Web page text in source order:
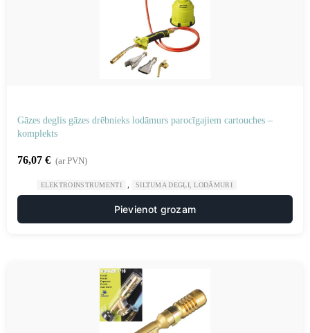
Gāzes deglis gāzes drēbnieks lodāmurs parocīgajiem cartouches –
komplekts
76,07 € (ar PVN)
ELEKTROINSTRUMENTI SILTUMA DEGĻI, LODĀMURI
Pievienot grozam